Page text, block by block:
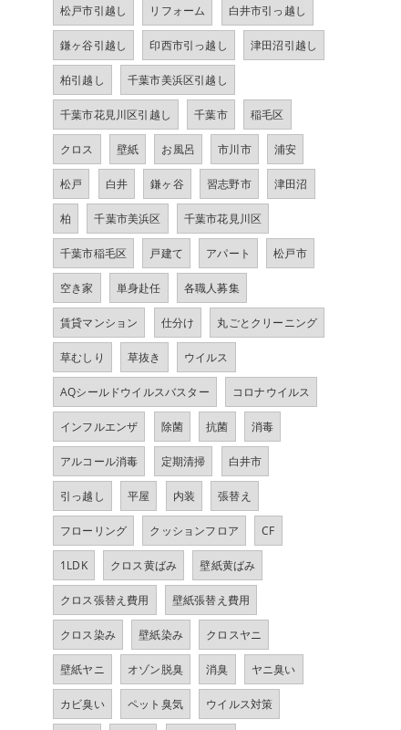
松戸市引越し リフォーム 白井市引っ越し
鎌ヶ谷引越し 印西市引っ越し 津田沼引越し
柏引越し 千葉市美浜区引越し
千葉市花見川区引越し 千葉市 稲毛区
クロス 壁紙 お風呂 市川市 浦安
松戸 白井 鎌ヶ谷 習志野市 津田沼
柏 千葉市美浜区 千葉市花見川区
千葉市稲毛区 戸建て アパート 松戸市
空き家 単身赴任 各職人募集
賃貸マンション 仕分け 丸ごとクリーニング
草むしり 草抜き ウイルス
AQシールドウイルスバスター コロナウイルス
インフルエンザ 除菌 抗菌 消毒
アルコール消毒 定期清掃 白井市
引っ越し 平屋 内装 張替え
フローリング クッションフロア CF
1LDK クロス黄ばみ 壁紙黄ばみ
クロス張替え費用 壁紙張替え費用
クロス染み 壁紙染み クロスヤニ
壁紙ヤニ オゾン脱臭 消臭 ヤニ臭い
カビ臭い ペット臭気 ウイルス対策